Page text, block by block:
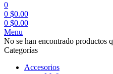
0
0 $0.00
0 $0.00
Menu
No se han encontrado productos
Categorías
Accesorios